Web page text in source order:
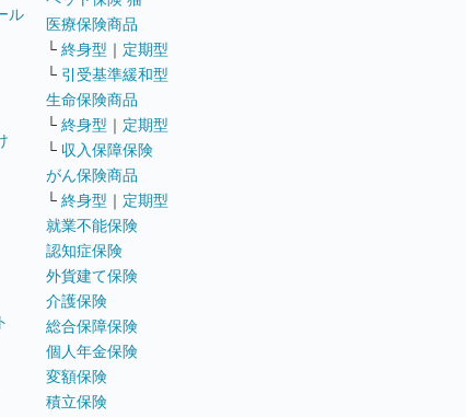
ル
医療保険商品
└ 終身型 ｜ 定期型
└ 引受基準緩和型
生命保険商品
└ 終身型 ｜ 定期型
└ 収入保障保険
がん保険商品
└ 終身型 ｜ 定期型
就業不能保険
認知症保険
外貨建て保険
介護保険
総合保障保険
個人年金保険
変額保険
積立保険